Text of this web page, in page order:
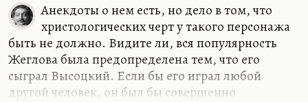
Анекдоты о нем есть, но дело в том, что
христологических черт у такого персонажа
быть не должно. Видите ли, вся популярность
Жеглова была предопределена тем, что его
сыграл Высоцкий. Если бы его играл любой
другой человек, он был бы совершенно